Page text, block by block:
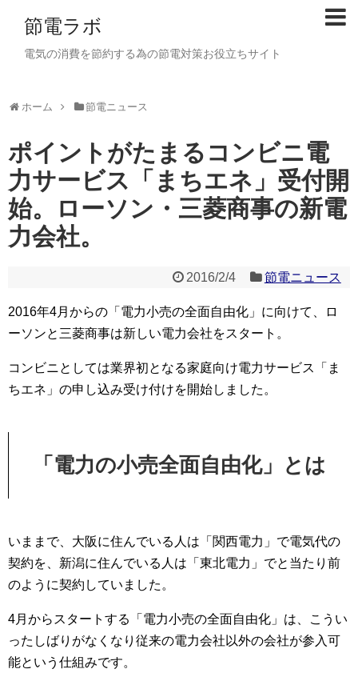
節電ラボ
電気の消費を節約する為の節電対策お役立ちサイト
ホーム 節電ニュース
ポイントがたまるコンビニ電
力サービス「まちエネ」受付開
始。ローソン・三菱商事の新電
力会社。
2016/2/4 節電ニュース
2016年4月からの「電力小売の全面自由化」に向けて、ロ
ーソンと三菱商事は新しい電力会社をスタート。
コンビニとしては業界初となる家庭向け電力サービス「ま
ちエネ」の申し込み受け付けを開始しました。
「電力の小売全面自由化」とは
いままで、大阪に住んでいる人は「関西電力」で電気代の
契約を、新潟に住んでいる人は「東北電力」でと当たり前
のように契約していました。
4月からスタートする「電力小売の全面自由化」は、こうい
ったしばりがなくなり従来の電力会社以外の会社が参入可
能という仕組みです。